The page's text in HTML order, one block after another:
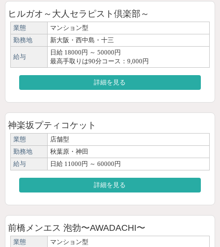
ヒルガオ～大人セラピスト倶楽部～
業態
マンション型
勤務地
新大阪・西中島・十三
給与
日給 18000円 ～ 50000円
最高手取りは90分コース：9,000円
詳細を見る
神楽坂プティコケット
業態
店舗型
勤務地
秋葉原・神田
給与
日給 11000円 ～ 60000円
詳細を見る
前橋メンエス 泡勃〜AWADACHI〜
業態
マンション型